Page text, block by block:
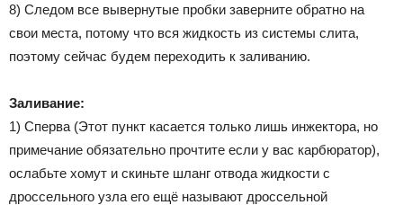
8) Следом все вывернутые пробки заверните обратно на
свои места, потому что вся жидкость из системы слита,
поэтому сейчас будем переходить к заливанию.
Заливание:
1) Сперва (Этот пункт касается только лишь инжектора, но
примечание обязательно прочтите если у вас карбюратор),
ослабьте хомут и скиньте шланг отвода жидкости с
дроссельного узла его ещё называют дроссельной